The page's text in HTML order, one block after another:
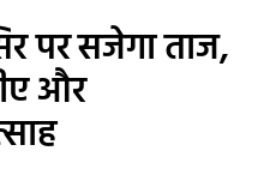
पर सजेगा ताज,
और